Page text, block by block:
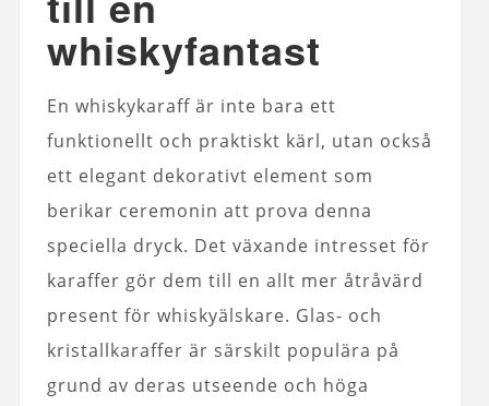
whiskyfantast
En whiskykaraff är inte bara ett
funktionellt och praktiskt kärl, utan också
ett elegant dekorativt element som
berikar ceremonin att prova denna
speciella dryck. Det växande intresset för
karaffer gör dem till en allt mer åtråvärd
present för whiskyälskare. Glas- och
kristallkaraffer är särskilt populära på
grund av deras utseende och höga